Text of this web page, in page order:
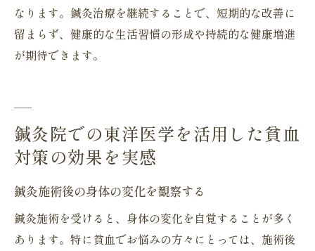
なります。鍼灸治療を継続することで、短期的な改善に
留まらず、健康的な生活習慣の形成や持続的な健康増進
が期待できます。
鍼灸院での東洋医学を活用した貧血
対策の効果を実感
鍼灸施術後の身体の変化を観察する
鍼灸施術を受けると、身体の変化を自覚することが多く
あります。特に貧血でお悩みの方々にとっては、施術後